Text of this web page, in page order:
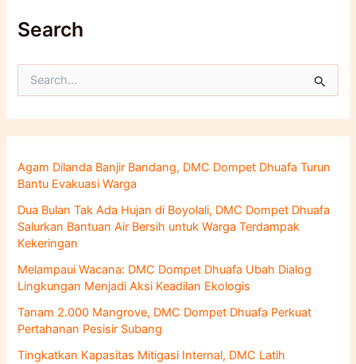
Search
a
t
u
k
:
Agam Dilanda Banjir Bandang, DMC Dompet Dhuafa Turun
Bantu Evakuasi Warga
Dua Bulan Tak Ada Hujan di Boyolali, DMC Dompet Dhuafa
Salurkan Bantuan Air Bersih untuk Warga Terdampak
Kekeringan
Melampaui Wacana: DMC Dompet Dhuafa Ubah Dialog
Lingkungan Menjadi Aksi Keadilan Ekologis
Tanam 2.000 Mangrove, DMC Dompet Dhuafa Perkuat
Pertahanan Pesisir Subang
Tingkatkan Kapasitas Mitigasi Internal, DMC Latih